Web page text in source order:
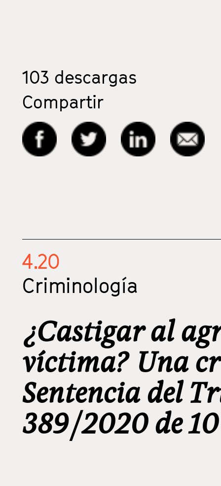
103 descargas
Compartir
4.20
Criminología
¿Castigar al
víctima? Una
Sentencia del
389/2020 de